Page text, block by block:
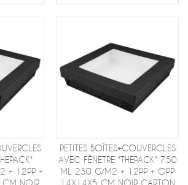
+ 12PP +
NOIR
PETITES BOÎTES+COUVERCLES
AVEC FÊNETRE "THEPACK" 750
ML 230 G/M2 + 12PP + OPP
14X14X5 CM NOIR CARTON